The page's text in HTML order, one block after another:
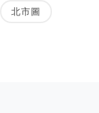
北市圖